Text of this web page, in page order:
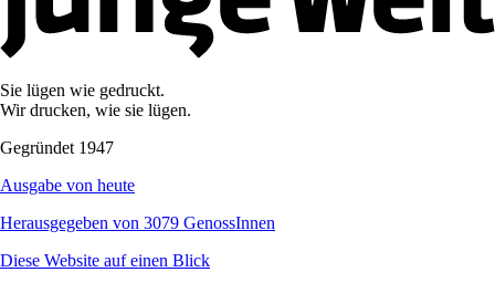
Sie lügen wie gedruckt.
Wir drucken, wie sie lügen.
Gegründet 1947
Ausgabe von heute
Herausgegeben von 3079 GenossInnen
Diese Website auf einen Blick